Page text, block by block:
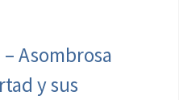
Asombrosa
y sus